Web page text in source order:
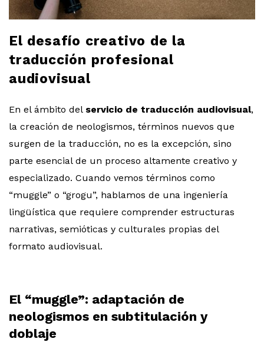
o
g
El desafío creativo de la
traducción profesional
audiovisual
En el ámbito del servicio de traducción audiovisual,
la creación de neologismos, términos nuevos que
surgen de la traducción, no es la excepción, sino
parte esencial de un proceso altamente creativo y
especializado. Cuando vemos términos como
“muggle” o “grogu”, hablamos de una ingeniería
lingüística que requiere comprender estructuras
narrativas, semióticas y culturales propias del
formato audiovisual.
El “muggle”: adaptación de
neologismos en subtitulación y
doblaje